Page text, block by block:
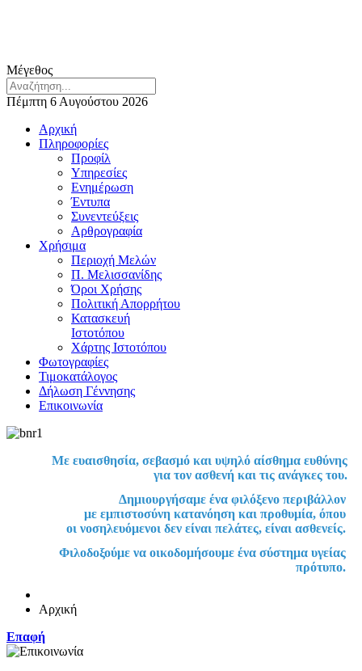
Μέγεθος
Πέμπτη 6 Αυγούστου 2026
Αρχική
Πληροφορίες
Προφίλ
Υπηρεσίες
Ενημέρωση
Έντυπα
Συνεντεύξεις
Αρθρογραφία
Χρήσιμα
Περιοχή Μελών
Π. Μελισσανίδης
Όροι Χρήσης
Πολιτική Απορρήτου
Κατασκευή
Ιστοτόπου
Χάρτης Ιστοτόπου
Φωτογραφίες
Τιμοκατάλογος
Δήλωση Γέννησης
Επικοινωνία
Με ευαισθησία, σεβασμό και υψηλό αίσθημα ευθύνης
για τον ασθενή και τις ανάγκες του.
Δημιουργήσαμε ένα φιλόξενο περιβάλλον
με εμπιστοσύνη κατανόηση και προθυμία, όπου
οι νοσηλευόμενοι δεν είναι πελάτες, είναι ασθενείς.
Φιλοδοξούμε να οικοδομήσουμε ένα σύστημα υγείας
πρότυπο.
Αρχική
Επαφή